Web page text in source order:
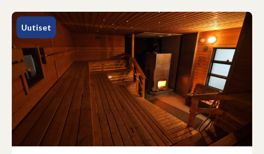
Uutiset